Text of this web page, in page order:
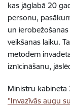
kas jāglabā 20
personu,
un
veikšanas laiku.
metodēm
iznīcināšanu,
Ministru kabineta
"Invazīvās augu